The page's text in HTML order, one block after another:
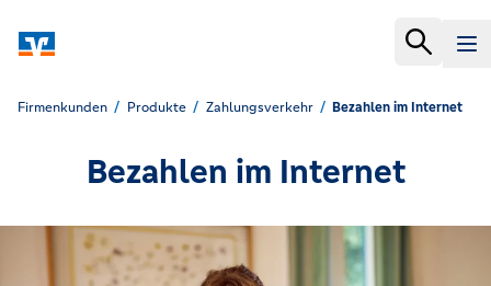
Firmenkunden Produkte Zahlungsverkehr Bezahlen im Internet
Bezahlen im Internet